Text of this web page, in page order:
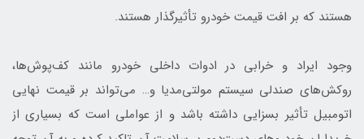
هستند که بر افت قیمت خودرو تأثیرگذار هستند.
وجود ایراد و خرابی در ادوات داخلی خودرو مانند کف‌پوش‌ها،
روکش‌های صندلی سیستم مولتی‌مدیا و… می‌تواند بر قیمت نهایی
اتومبیل تأثیر بسزایی داشته باشد و از عواملی است که بسیاری از